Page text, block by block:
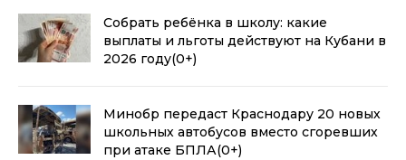
Собрать ребёнка в школу: какие
выплаты и льготы действуют на Кубани в
2026 году(0+)
Минобр передаст Краснодару 20 новых
школьных автобусов вместо сгоревших
при атаке БПЛА(0+)